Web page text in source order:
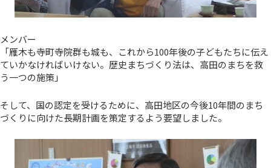
メンバー
「雁木も寺町寺院群も城も、これから100年後の子どもたちに伝え
ていかなければいけない。歴史まちづくり法は、高田のまちを救
う一つの施策」
そして、国の認定を受けるために、高田地区の今後10年間のまち
づくりに向けた長期計画を策定するよう要望しました。